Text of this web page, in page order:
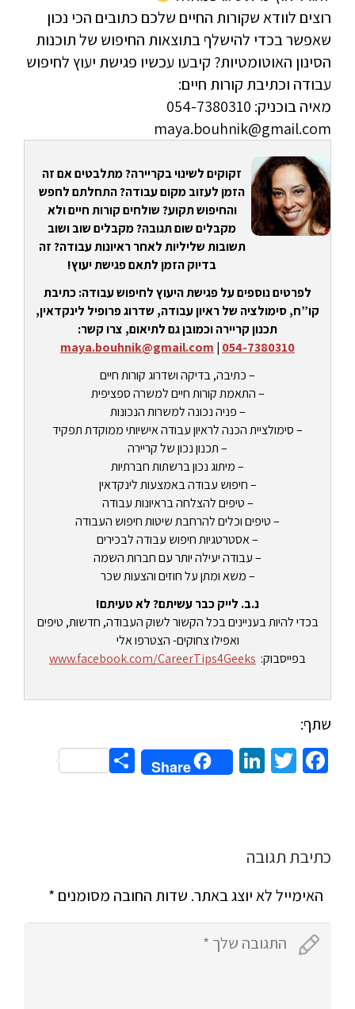
רוצים לוודא שקורות החיים שלכם כתובים הכי נכון
שאפשר בכדי להישלף בתוצאות החיפוש של תוכנות
הסינון האוטומטיות? קיבעו עכשיו פגישת יעוץ לחיפוש
עבודה וכתיבת קורות חיים:
מאיה בוכניק: 054-7380310
maya.bouhnik@gmail.com
זקוקים לשינוי בקריירה? מתלבטים אם זה
הזמן לעזוב מקום עבודה? התחלתם לחפש
והחיפוש תקוע? שולחים קורות חיים ולא
מקבלים שום תגובה? מקבלים שוב ושוב
תשובות שליליות לאחר ראיונות עבודה? זה
בדיוק הזמן לתאם פגישת יעוץ!
לפרטים נוספים על פגישת היעוץ לחיפוש עבודה: כתיבת
קו”ח, סימולציה של ראיון עבודה, שדרוג פרופיל לינקדאין,
תכנון קריירה וכמובן גם לתיאום, צרו קשר:
054-7380310
|
maya.bouhnik@gmail.com
– כתיבה, בדיקה ושדרוג קורות חיים
– התאמת קורות חיים למשרה ספציפית
– פניה נכונה למשרות הנכונות
– סימולציית הכנה לראיון עבודה אישיותי ממוקדת תפקיד
– תכנון נכון של קריירה
– מיתוג נכון ברשתות חברתיות
– חיפוש עבודה באמצעות לינקדאין
– טיפים להצלחה בראיונות עבודה
– טיפים וכלים להרחבת שיטות חיפוש העבודה
– אסטרטגיות חיפוש עבודה לבכירים
– עבודה יעילה יותר עם חברות השמה
– משא ומתן על חוזים והצעות שכר
נ.ב. לייק כבר עשיתם? לא טעיתם!
בכדי להיות בעניינים בכל הקשור לשוק העבודה, חדשות, טיפים
ואפילו צחוקים- הצטרפו אלי
בפייסבוק: www.facebook.com/CareerTips4Geeks
שתף:
Facebook
Twitter
LinkedIn
Share
Share
כתיבת תגובה
האימייל לא יוצג באתר. שדות החובה מסומנים *